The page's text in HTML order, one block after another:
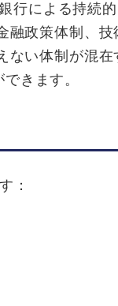
行による持続
政策体制、
い体制が混
きます。
：